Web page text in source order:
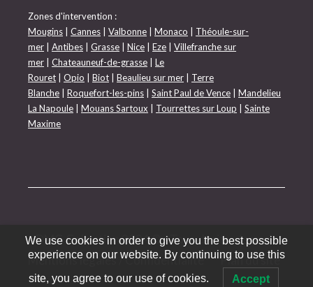
Zones d'intervention :
Mougins
Cannes Valbonne Monaco
Théoule-sur-
mer
Antibes Grasse Nice Eze
Villefranche sur
mer
Chateauneuf-de-grasse
Le
Rouret
Opio Biot Beaulieu sur mer
Terre
Blanche
Roquefort-les-pins Saint Paul de Vence
Mandelieu
La Napoule
Mouans Sartoux Tourrettes sur Loup
Sainte
Maxime
DMG Collection 2024 © - Tous droits réservés
Mentions légales / Confidentialité
Plan du site
We use cookies in order to give you the best possible
experience on our website. By continuing to use this
site, you agree to our use of cookies. Accept